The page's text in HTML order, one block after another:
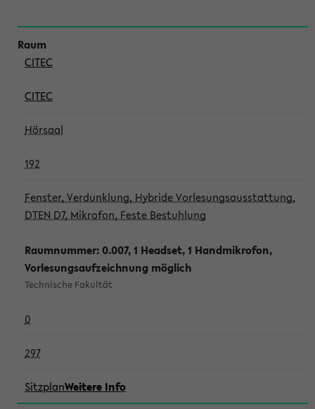
CITEC
CITEC
Hörsaal
192
Fenster, Verdunklung, Hybride Vorlesungsausstattung,
DTEN D7, Mikrofon, Feste Bestuhlung
Raumnummer: 0.007, 1 Headset, 1 Handmikrofon,
Vorlesungsaufzeichnung möglich
Technische Fakultät
0
297
SitzplanWeitere Info